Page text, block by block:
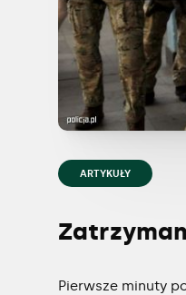
ARTYKUŁY
Pierwsze minuty